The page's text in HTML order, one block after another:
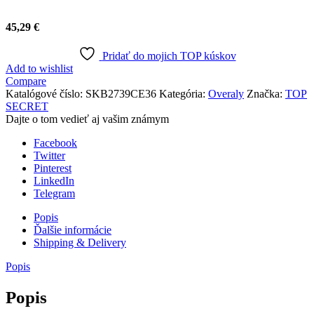
45,29 €
Pridať do mojich TOP kúskov
Add to wishlist
Compare
Katalógové číslo: SKB2739CE36 Kategória: Overaly Značka: TOP
SECRET
Dajte o tom vedieť aj vašim známym
Facebook
Twitter
Pinterest
LinkedIn
Telegram
Popis
Ďalšie informácie
Shipping & Delivery
Popis
Popis